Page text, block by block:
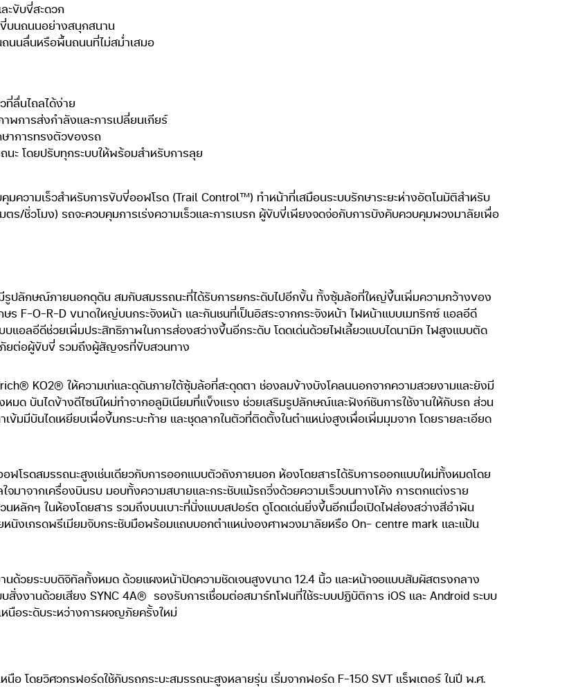
ะขับขี่สะดวก
บนถนนอย่างสนุกสนาน
นนลื่นหรือพื้นถนนที่ไม่สม่ำเสมอ
ที่ลื่นไถลได้ง่าย
พการส่งกำลังและการเปลี่ยนเกียร์
าการทรงตัวของรถ
นะ โดยปรับทุกระบบให้พร้อมสำหรับการลุย
มความเร็วสำหรับการขับขี่ออฟโรด (Trail Control™) ทำหน้าที่เสมือนระบบรักษาระยะห่างอัตโนมัติสำหรับ
ตร/ชั่วโมง) รถจะควบคุมการเร่งความเร็วและการเบรก ผู้ขับขี่เพียงจดจ่อกับการบังคับควบคุมพวงมาลัยเพื่อ
มีรูปลักษณ์ภายนอกดุดัน สมกับสมรรถนะที่ได้รับการยกระดับไปอีกขั้น ทั้งซุ้มล้อที่ใหญ่ขึ้นเพิ่มความกว้างของ
ร F-O-R-D ขนาดใหญ่บนกระจังหน้า และกันชนที่เป็นอิสระจากกระจังหน้า ไฟหน้าแบบเมทริกซ์ แอลอีดี
อลอีดีช่วยเพิ่มประสิทธิภาพในการส่องสว่างขึ้นอีกระดับ โดดเด่นด้วยไฟเลี้ยวแบบไดนามิก ไฟสูงแบบตัด
ยต่อผู้ขับขี่ รวมถึงผู้สัญจรที่ขับสวนทาง
KO2® ให้ความเท่และดุดันภายใต้ซุ้มล้อที่สะดุดตา ช่องลมข้างบังโคลนนอกจากความสวยงามและยังมี
มด บันไดข้างดีไซน์ใหม่ทำจากอลูมิเนียมที่แข็งแรง ช่วยเสริมรูปลักษณ์และฟังก์ชันการใช้งานให้กับรถ ส่วน
มมีบันไดเหยียบเพื่อขึ้นกระบะท้าย และชุดลากในตัวที่ติดตั้งในตำแหน่งสูงเพื่อเพิ่มมุมจาก โดยรายละเอียด
โรดสมรรถนะสูงเช่นเดียวกับการออกแบบตัวถังภายนอก ห้องโดยสารได้รับการออกแบบใหม่ทั้งหมดโดย
จมาจากเครื่องบินรบ มอบทั้งความสบายและกระชับแม้รถวิ่งด้วยความเร็วบนทางโค้ง การตกแต่งราย
หลักๆ ในห้องโดยสาร รวมถึงบนเบาะที่นั่งแบบสปอร์ต ดูโดดเด่นยิ่งขึ้นอีกเมื่อเปิดไฟส่องสว่างสีอำพัน
นังเกรดพรีเมียมจับกระชับมือพร้อมแถบบอกตำแหน่งองศาพวงมาลัยหรือ On- centre mark และแป้น
นด้วยระบบดิจิทัลทั้งหมด ด้วยแผงหน้าปัดความชัดเจนสูงขนาด 12.4 นิ้ว และหน้าจอแบบสัมผัสตรงกลาง
สั่งงานด้วยเสียง SYNC 4A® รองรับการเชื่อมต่อสมาร์ทโฟนที่ใช้ระบบปฏิบัติการ iOS และ Android ระบบ
อระดับระหว่างการผจญภัยครั้งใหม่
นือ โดยวิศวกรฟอร์ดใช้กับรถกระบะสมรรถนะสูงหลายรุ่น เริ่มจากฟอร์ด F-150 SVT แร็พเตอร์ ในปี พ.ศ.